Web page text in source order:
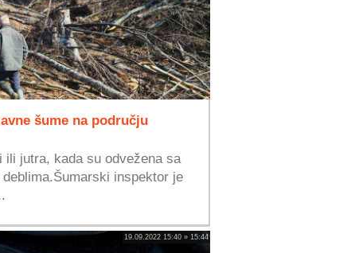
šume na području
ili jutra, kada su odvežena sa
inspektor je
19.09.2022 15:40 » 15:44